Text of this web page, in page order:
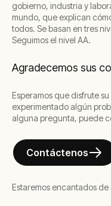
gobierno, industria y
mundo, que explican
todos. Se basan en tres
Seguimos el nivel AA.
Agradecemos sus
Esperamos que disfrute
experimentado algún
alguna pregunta, puede
Contáctenos
Estaremos encantados